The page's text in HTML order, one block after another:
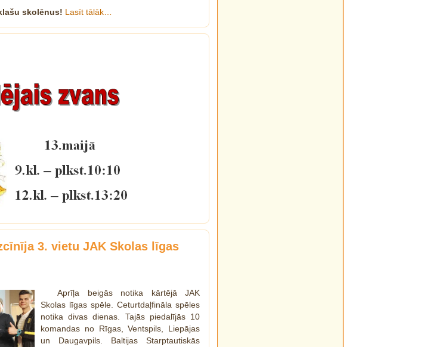
skolēnus! Lasīt tālāk…
3. vietu JAK Skolas līgas
Aprīļa beigās notika kārtējā JAK
Skolas līgas spēle. Ceturtdaļfināla spēles
notika divas dienas. Tajās piedalījās 10
komandas no Rīgas, Ventspils, Liepājas
un Daugavpils. Baltijas Starptautiskās